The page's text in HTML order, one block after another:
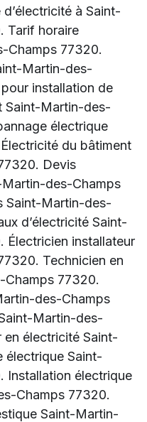
à Saint-
Tarif horaire
Champs 77320.
Martin-des-
installation de
Saint-Martin-des-
électrique
du bâtiment
Devis
des-Champs
Saint-Martin-des-
d’électricité Saint-
Électricien installateur
Technicien en
77320.
des-Champs
Martin-des-
en électricité Saint-
électrique Saint-
Installation électrique
Champs 77320.
Saint-Martin-